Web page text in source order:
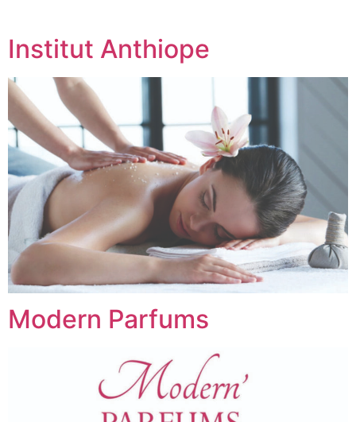
Institut Anthiope
Modern Parfums